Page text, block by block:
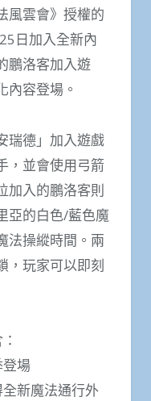
風雲會》授權的
日加入全新內
鵬洛客加入遊
內容登場。
瑞德」加入遊戲
，並會使用弓箭
加入的鵬洛客則
亞的白色/藍色魔
法操縱時間。兩
，玩家可以即刻
場
新魔法通行外